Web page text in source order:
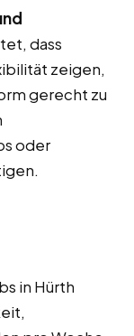
dass
zeigen,
gerecht zu
oder
in Hürth